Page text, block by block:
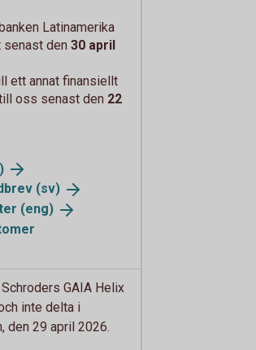
Latinamerika
senast den 30 april
ett annat finansiellt
oss senast den 22
(sv)
(eng)
GAIA Helix
inte delta i
den 29 april 2026.